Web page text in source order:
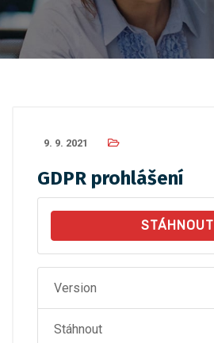
9. 9. 2021
GDPR prohlášení
STÁHNOUT
Version
Stáhnout